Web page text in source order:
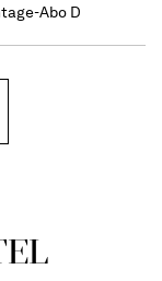
Abo D